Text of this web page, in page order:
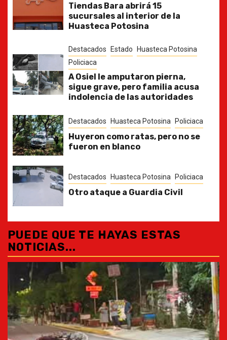
Tiendas Bara abrirá 15
sucursales al interior de la
Huasteca Potosina
Destacados Estado
Huasteca Potosina
Policiaca
A Osiel le amputaron pierna,
sigue grave, pero familia acusa
indolencia de las autoridades
Destacados Huasteca Potosina Policiaca
Huyeron como ratas, pero no se
fueron en blanco
Destacados Huasteca Potosina Policiaca
Otro ataque a Guardia Civil
PUEDE QUE TE HAYAS ESTAS
NOTICIAS...